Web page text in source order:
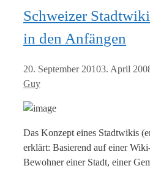
Schweizer
in den Anfängen
20. September 20103. April
Guy
Das Konzept eines Stadtwikis
erklärt: Basierend auf einer
Bewohner einer Stadt, einer